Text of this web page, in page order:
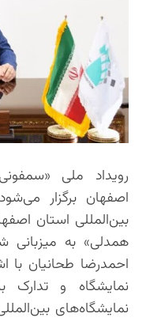
رویداد ملی
اصفهان برگزار
بین‌المللی استان
همدلی» به میزبانی
احمدرضا طحانیان با
نمایشگاه‌ و تدارک
نمایشگاه‌های